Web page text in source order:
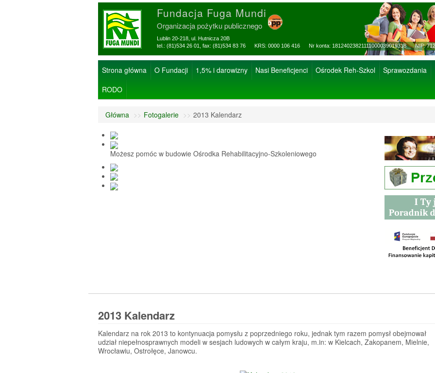
Fundacja Fuga Mundi
Organizacja pożytku publicznego
Lublin 20-218, ul. Hutnicza 20B
tel.: (81)534 26 01, fax: (81)534 83 76 KRS: 0000 106 416 Nr konta: 18124023821111000039019318 NIP:
Strona główna O Fundacji 1,5% i darowizny Nasi Beneficjenci Ośrodek Reh-Szkol Sprawozdania
RODO
Główna >> Fotogalerie >> 2013 Kalendarz
Możesz pomóc w budowie Ośrodka Rehabilitacyjno-Szkoleniowego
2013 Kalendarz
Kalendarz na rok 2013 to kontynuacja pomysłu z poprzedniego roku, jednak tym razem pomysł obejmował
udział niepełnosprawnych modeli w sesjach ludowych w całym kraju, m.in: w Kielcach, Zakopanem, Mielnie,
Wrocławiu, Ostrołęce, Janowcu.